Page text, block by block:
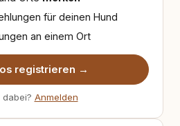
für deinen Hund
an einem Ort
registrieren →
dabei? Anmelden